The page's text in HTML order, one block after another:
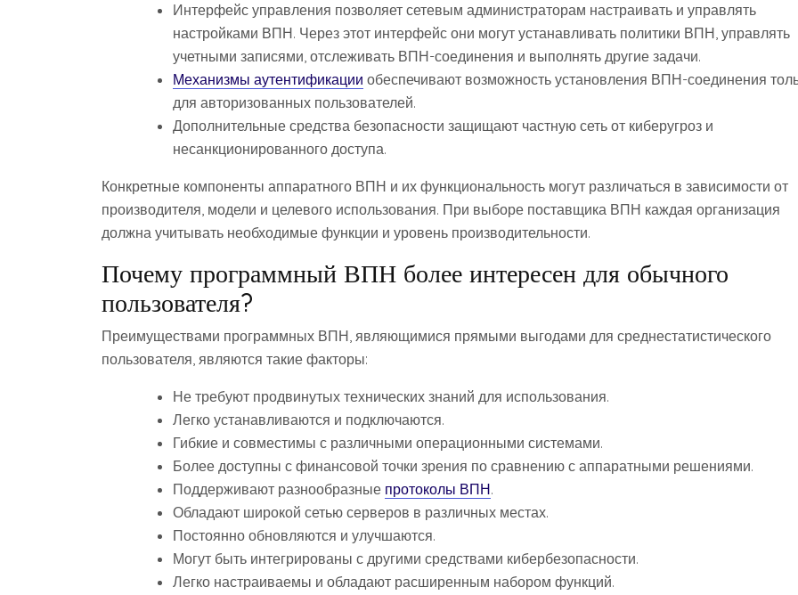
Интерфейс управления позволяет сетевым администраторам настраивать и управлять
настройками ВПН. Через этот интерфейс они могут устанавливать политики ВПН, управлять
учетными записями, отслеживать ВПН-соединения и выполнять другие задачи.
Механизмы аутентификации обеспечивают возможность установления ВПН-соединения
для авторизованных пользователей.
Дополнительные средства безопасности защищают частную сеть от киберугроз и
несанкционированного доступа.
Конкретные компоненты аппаратного ВПН и их функциональность могут различаться в зависимости от
производителя, модели и целевого использования. При выборе поставщика ВПН каждая организация
должна учитывать необходимые функции и уровень производительности.
Почему программный ВПН более интересен для обычного
пользователя?
Преимуществами программных ВПН, являющимися прямыми выгодами для среднестатистического
пользователя, являются такие факторы:
Не требуют продвинутых технических знаний для использования.
Легко устанавливаются и подключаются.
Гибкие и совместимы с различными операционными системами.
Более доступны с финансовой точки зрения по сравнению с аппаратными решениями.
Поддерживают разнообразные протоколы ВПН.
Обладают широкой сетью серверов в различных местах.
Постоянно обновляются и улучшаются.
Могут быть интегрированы с другими средствами кибербезопасности.
Легко настраиваемы и обладают расширенным набором функций.